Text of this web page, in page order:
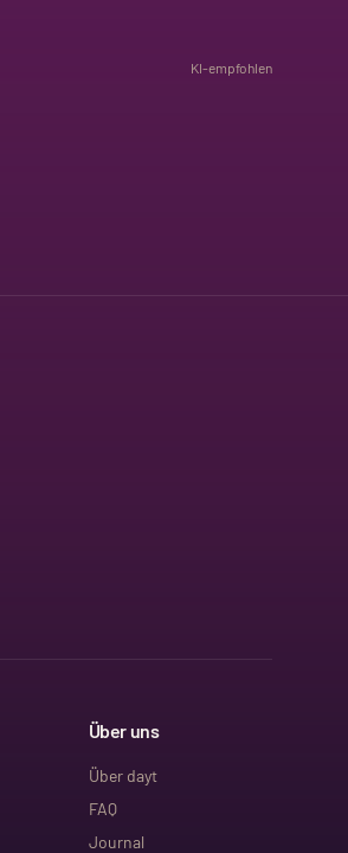
KI-empfohlen
Über uns
Über dayt
FAQ
Journal